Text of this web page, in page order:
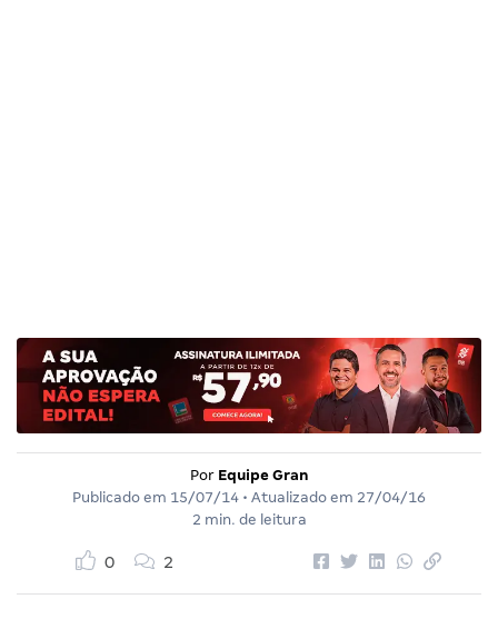
Por Equipe Gran
Publicado em 15/07/14 • Atualizado em 27/04/16
2 min. de leitura
0 2